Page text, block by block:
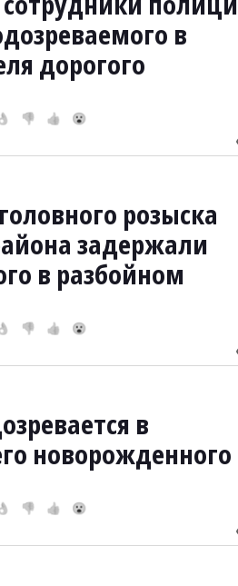
в
дорогого
👎 👍 😮
розыска
задержали
в разбойном
👎 👍 😮
в
новорожденного
👎 👍 😮